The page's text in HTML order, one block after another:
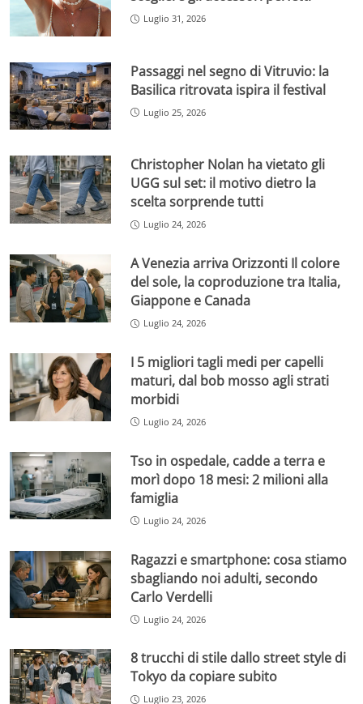
Luglio 31, 2026
Passaggi nel segno di Vitruvio: la
Basilica ritrovata ispira il festival
Luglio 25, 2026
Christopher Nolan ha vietato gli
UGG sul set: il motivo dietro la
scelta sorprende tutti
Luglio 24, 2026
A Venezia arriva Orizzonti Il colore
del sole, la coproduzione tra Italia,
Giappone e Canada
Luglio 24, 2026
I 5 migliori tagli medi per capelli
maturi, dal bob mosso agli strati
morbidi
Luglio 24, 2026
Tso in ospedale, cadde a terra e
morì dopo 18 mesi: 2 milioni alla
famiglia
Luglio 24, 2026
Ragazzi e smartphone: cosa stiamo
sbagliando noi adulti, secondo
Carlo Verdelli
Luglio 24, 2026
8 trucchi di stile dallo street style di
Tokyo da copiare subito
Luglio 23, 2026